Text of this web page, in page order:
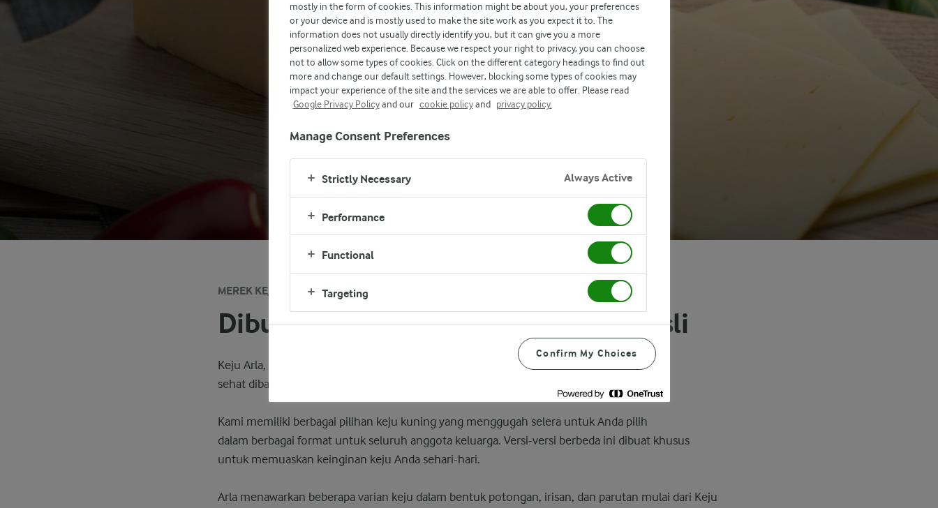
MEREK KEJU YANG BERASAL DARI DENMARK
Dibuat dengan 100% Bahan Alami Asli
Keju Arla, dibuat dengan 100% bahan alami - menjadikannya lebih lezat dan lebih
sehat dibandingkan keju biasa.
Kami memiliki berbagai pilihan keju kuning yang menggugah selera untuk Anda pilih
dalam berbagai format untuk seluruh anggota keluarga. Versi-versi berbeda ini dibuat khusus
untuk memuaskan keinginan keju Anda sehari-hari.
Arla menawarkan beberapa varian keju dalam bentuk potongan, irisan, dan parutan mulai dari Keju
mostly in the form of cookies. This information might be about you, your preferences
or your device and is mostly used to make the site work as you expect it to. The
information does not usually directly identify you, but it can give you a more
personalized web experience. Because we respect your right to privacy, you can choose
not to allow some types of cookies. Click on the different category headings to find out
more and change our default settings. However, blocking some types of cookies may
impact your experience of the site and the services we are able to offer. Please read
Google Privacy Policyand our cookie policyand privacy policy.
Manage Consent Preferences
Strictly Necessary Always Active
Performance
Functional
Targeting
Confirm My Choices